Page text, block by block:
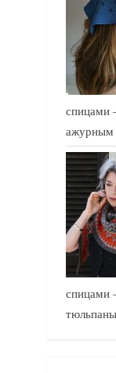
спицами
ажурным
спицами
тюльпаны